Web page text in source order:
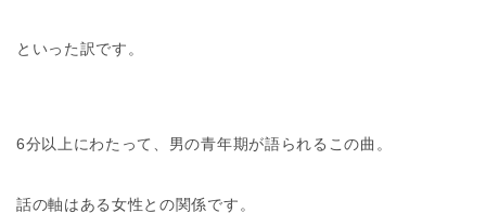
といった訳です。
6分以上にわたって、男の青年期が語られるこの曲。
話の軸はある女性との関係です。